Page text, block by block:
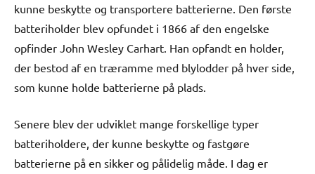
kunne beskytte og transportere batterierne. Den første
batteriholder blev opfundet i 1866 af den engelske
opfinder John Wesley Carhart. Han opfandt en holder,
der bestod af en træramme med blylodder på hver side,
som kunne holde batterierne på plads.
Senere blev der udviklet mange forskellige typer
batteriholdere, der kunne beskytte og fastgøre
batterierne på en sikker og pålidelig måde. I dag er